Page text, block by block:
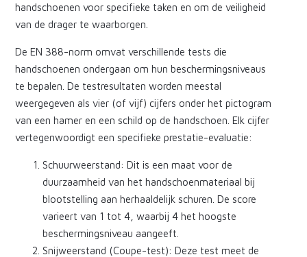
handschoenen voor specifieke taken en om de veiligheid
van de drager te waarborgen.
De EN 388-norm omvat verschillende tests die
handschoenen ondergaan om hun beschermingsniveaus
te bepalen. De testresultaten worden meestal
weergegeven als vier (of vijf) cijfers onder het pictogram
van een hamer en een schild op de handschoen. Elk cijfer
vertegenwoordigt een specifieke prestatie-evaluatie:
Schuurweerstand: Dit is een maat voor de
duurzaamheid van het handschoenmateriaal bij
blootstelling aan herhaaldelijk schuren. De score
varieert van 1 tot 4, waarbij 4 het hoogste
beschermingsniveau aangeeft.
Snijweerstand (Coupe-test): Deze test meet de